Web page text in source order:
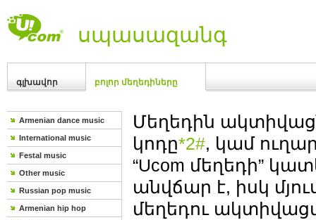
սպասազանգ
գլխավոր բոլոր մեղեդիները
Armenian dance music
International music
Festal music
Other music
Russian pop music
Armenian hip hop
Մեղեդին
կոդը*2#, կամ
“Ucom մեղեդի”
անվճար է, իսկ
մեղեդու